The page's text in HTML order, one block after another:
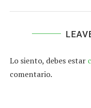
Lo siento, debes estar
comentario.